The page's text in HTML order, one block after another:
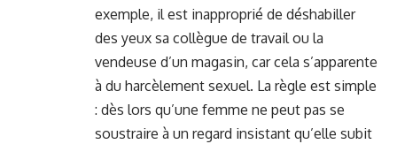
exemple, il est inapproprié de déshabiller
des yeux sa collègue de travail ou la
vendeuse d’un magasin, car cela s’apparente
à du harcèlement sexuel. La règle est simple
: dès lors qu’une femme ne peut pas se
soustraire à un regard insistant qu’elle subit